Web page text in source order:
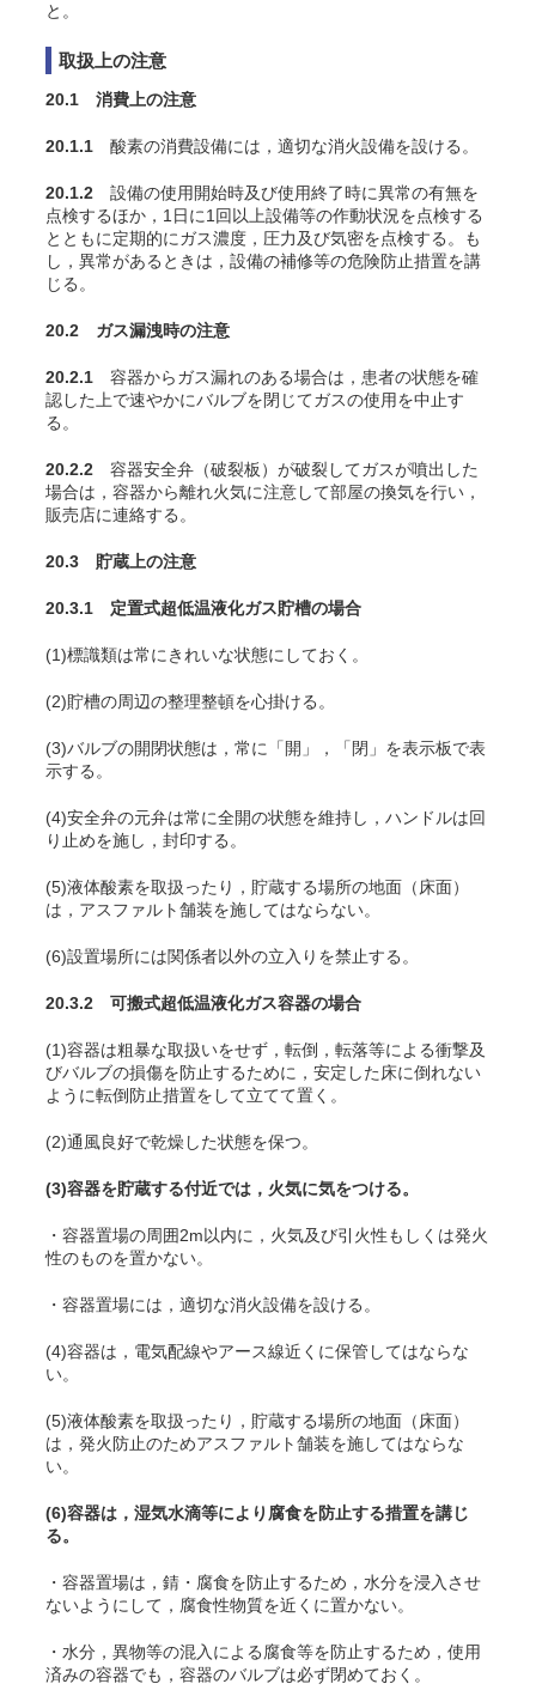
と。
取扱上の注意
20.1 消費上の注意
20.1.1 酸素の消費設備には，適切な消火設備を設ける。
20.1.2 設備の使用開始時及び使用終了時に異常の有無を
点検するほか，1日に1回以上設備等の作動状況を点検する
とともに定期的にガス濃度，圧力及び気密を点検する。も
し，異常があるときは，設備の補修等の危険防止措置を講
じる。
20.2 ガス漏洩時の注意
20.2.1 容器からガス漏れのある場合は，患者の状態を確
認した上で速やかにバルブを閉じてガスの使用を中止す
る。
20.2.2 容器安全弁（破裂板）が破裂してガスが噴出した
場合は，容器から離れ火気に注意して部屋の換気を行い，
販売店に連絡する。
20.3 貯蔵上の注意
20.3.1 定置式超低温液化ガス貯槽の場合
(1)標識類は常にきれいな状態にしておく。
(2)貯槽の周辺の整理整頓を心掛ける。
(3)バルブの開閉状態は，常に「開」，「閉」を表示板で表
示する。
(4)安全弁の元弁は常に全開の状態を維持し，ハンドルは回
り止めを施し，封印する。
(5)液体酸素を取扱ったり，貯蔵する場所の地面（床面）
は，アスファルト舗装を施してはならない。
(6)設置場所には関係者以外の立入りを禁止する。
20.3.2 可搬式超低温液化ガス容器の場合
(1)容器は粗暴な取扱いをせず，転倒，転落等による衝撃及
びバルブの損傷を防止するために，安定した床に倒れない
ように転倒防止措置をして立てて置く。
(2)通風良好で乾燥した状態を保つ。
(3)容器を貯蔵する付近では，火気に気をつける。
・容器置場の周囲2m以内に，火気及び引火性もしくは発火
性のものを置かない。
・容器置場には，適切な消火設備を設ける。
(4)容器は，電気配線やアース線近くに保管してはならな
い。
(5)液体酸素を取扱ったり，貯蔵する場所の地面（床面）
は，発火防止のためアスファルト舗装を施してはならな
い。
(6)容器は，湿気水滴等により腐食を防止する措置を講じ
る。
・容器置場は，錆・腐食を防止するため，水分を浸入させ
ないようにして，腐食性物質を近くに置かない。
・水分，異物等の混入による腐食等を防止するため，使用
済みの容器でも，容器のバルブは必ず閉めておく。